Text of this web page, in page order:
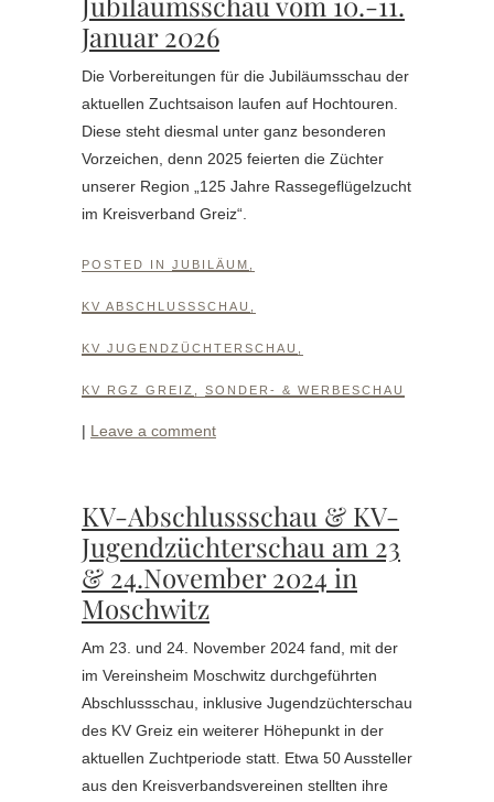
Januar 2026
Die Vorbereitungen für die Jubiläumsschau der
aktuellen Zuchtsaison laufen auf Hochtouren.
Diese steht diesmal unter ganz besonderen
Vorzeichen, denn 2025 feierten die Züchter
unserer Region „125 Jahre Rassegeflügelzucht
im Kreisverband Greiz“.
POSTED IN JUBILÄUM
KV ABSCHLUSSSCHAU
KV JUGENDZÜCHTERSCHAU
KV RGZ GREIZ SONDER- & WERBESCHAU
| Leave a comment
KV-Abschlussschau & KV-
Jugendzüchterschau am 23
& 24.November 2024 in
Moschwitz
Am 23. und 24. November 2024 fand, mit der
im Vereinsheim Moschwitz durchgeführten
Abschlussschau, inklusive Jugendzüchterschau
des KV Greiz ein weiterer Höhepunkt in der
aktuellen Zuchtperiode statt. Etwa 50 Aussteller
aus den Kreisverbandsvereinen stellten ihre